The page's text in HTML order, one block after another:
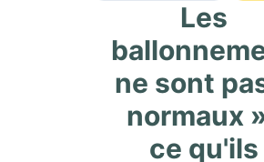
Les
ne sont
normaux
ce qu'ils